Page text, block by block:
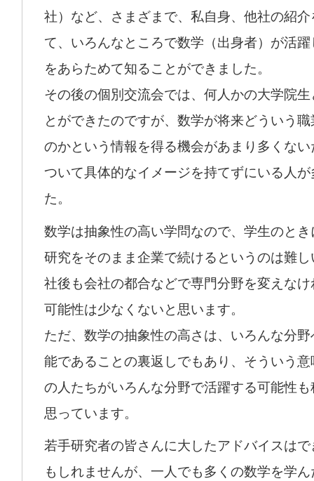
社）など、さまざまで、私自身、他社の紹
て、いろんなところで数学（出身者）が活
をあらためて知ることができました。
その後の個別交流会では、何人かの大学院
とができたのですが、数学が将来どういう
のかという情報を得る機会があまり多くな
ついて具体的なイメージを持てずにいる人
た。
数学は抽象性の高い学問なので、学生のと
研究をそのまま企業で続けるというのは難
社後も会社の都合などで専門分野を変えな
可能性は少なくないと思います。
ただ、数学の抽象性の高さは、いろんな分
能であることの裏返しでもあり、そういう
の人たちがいろんな分野で活躍する可能性
思っています。
若手研究者の皆さんに大したアドバイスは
もしれませんが、一人でも多くの数学を学